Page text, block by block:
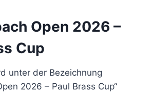
Open 2026 –
Cup
unter der Bezeichnung
2026 – Paul Brass Cup“